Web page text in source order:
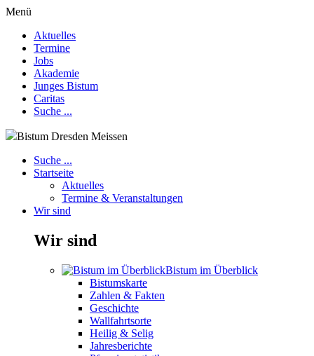
Menü
Aktuelles
Termine
Jobs
Akademie
Junges Bistum
Caritas
Suche ...
Bistum Dresden Meissen
Suche ...
Startseite
Aktuelles
Termine & Veranstaltungen
Wir sind
Wir sind
Bistum im Überblick
Bistumskarte
Zahlen & Fakten
Geschichte
Wallfahrtsorte
Heilig & Selig
Jahresberichte